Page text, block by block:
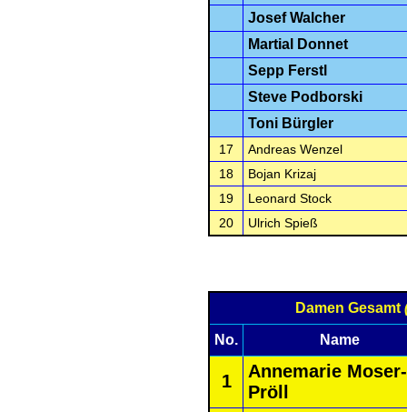
Josef Walcher
Martial Donnet
Sepp Ferstl
Steve Podborski
Toni Bürgler
17
Andreas Wenzel
18
Bojan Krizaj
19
Leonard Stock
20
Ulrich Spieß
Damen Gesamt
No. Name
1
Annemarie Moser-
Pröll